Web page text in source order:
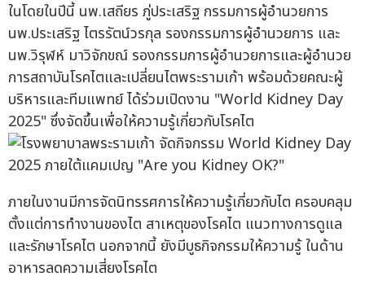
ในโดยในปีนี้ นพ.เสถียร ภู่ประเสริฐ กรรมการผู้อำนวยการ
นพ.ประเสริฐ ไตรรัตน์วรกุล รองกรรมการผู้อำนวยการ และ
นพ.วิรุฬห์ มาวิจักขณ์ รองกรรมการผู้อำนวยการและผู้อำนวย
การสถาบันโรคไตและเปลี่ยนไตพระรามเก้า พร้อมด้วยคณะผู้
บริหารและทีมแพทย์ ได้ร่วมเปิดงาน "World Kidney Day
2025" ซึ่งจัดขึ้นเพื่อให้ความรู้เกี่ยวกับโรคไต
ภายในงานมีการจัดนิทรรศการให้ความรู้เกี่ยวกับไต ครอบคลุม
ตั้งแต่การทำงานของไต สาเหตุของโรคไต แนวทางการดูแล
และรักษาโรคไต นอกจากนี้ ยังมีบูธกิจกรรมให้ความรู้ ในด้าน
อาหารลดความเสี่ยงโรคไต